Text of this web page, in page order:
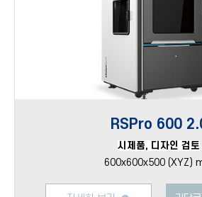
RSPro 600
시제품, 디자인 검토
600x600x500 (XYZ)